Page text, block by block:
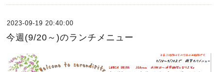
2023-09-19 20:40:00
今週(9/20～)のランチメニュー